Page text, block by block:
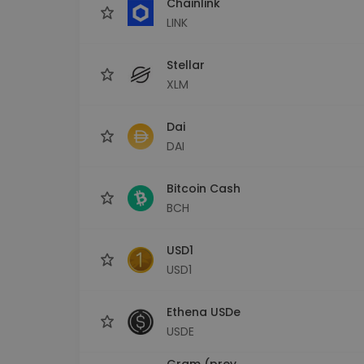
LINK
Stellar
XLM
Dai
DAI
Bitcoin Cash
BCH
USD1
USD1
Ethena USDe
USDE